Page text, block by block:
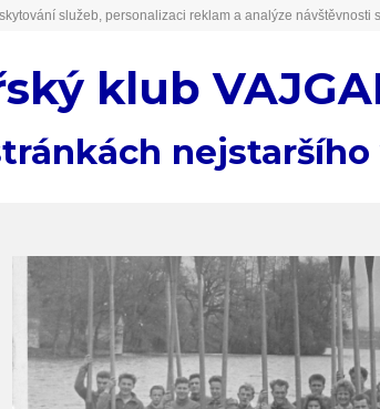
služeb, personalizaci reklam a analýze
klub